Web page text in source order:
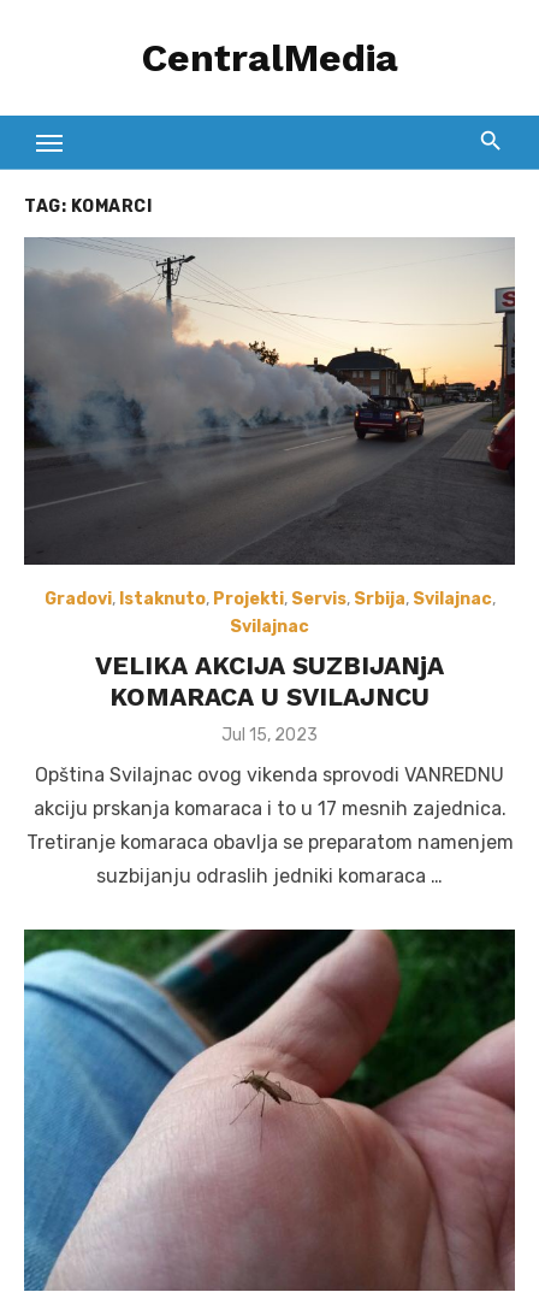
CentralMedia
TAG: KOMARCI
Gradovi, Istaknuto, Projekti, Servis, Srbija, Svilajnac,
Svilajnac
VELIKA AKCIJA SUZBIJANjA
KOMARACA U SVILAJNCU
Posted
Jul 15, 2023
Opština Svilajnac ovog vikenda sprovodi VANREDNU
akciju prskanja komaraca i to u 17 mesnih zajednica.
Tretiranje komaraca obavlja se preparatom namenjem
suzbijanju odraslih jedniki komaraca …